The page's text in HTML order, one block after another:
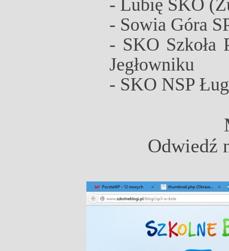
- Lubię SKO
- Sowia Góra
- SKO Szkoła
Jegłowniku
- SKO NSP
Odwiedź